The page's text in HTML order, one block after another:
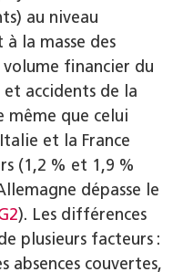
au niveau
la masse des
volume financier du
et accidents de la
même que celui
et la France
(1,2 % et 1,9 %
dépasse le
). Les différences
plusieurs facteurs :
absences couvertes,